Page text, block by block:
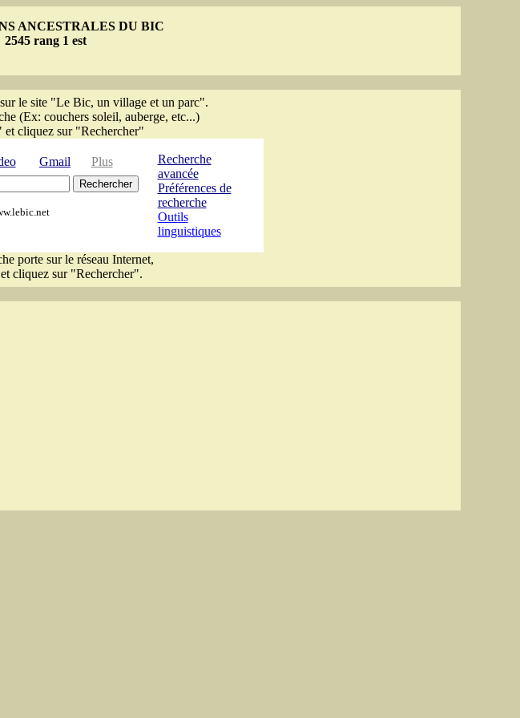
ANCESTRALES DU BIC
2545 rang 1 est
le site "Le Bic, un village et un parc".
(Ex: couchers soleil, auberge, etc...)
cliquez sur "Rechercher"
Gmail Plus
Recherche
avancée
Préférences de
recherche
Outils
linguistiques
porte sur le réseau Internet,
cliquez sur "Rechercher".